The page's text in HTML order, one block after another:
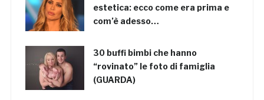
estetica: ecco come era prima e
com’è adesso…
30 buffi bimbi che hanno
“rovinato” le foto di famiglia
(GUARDA)